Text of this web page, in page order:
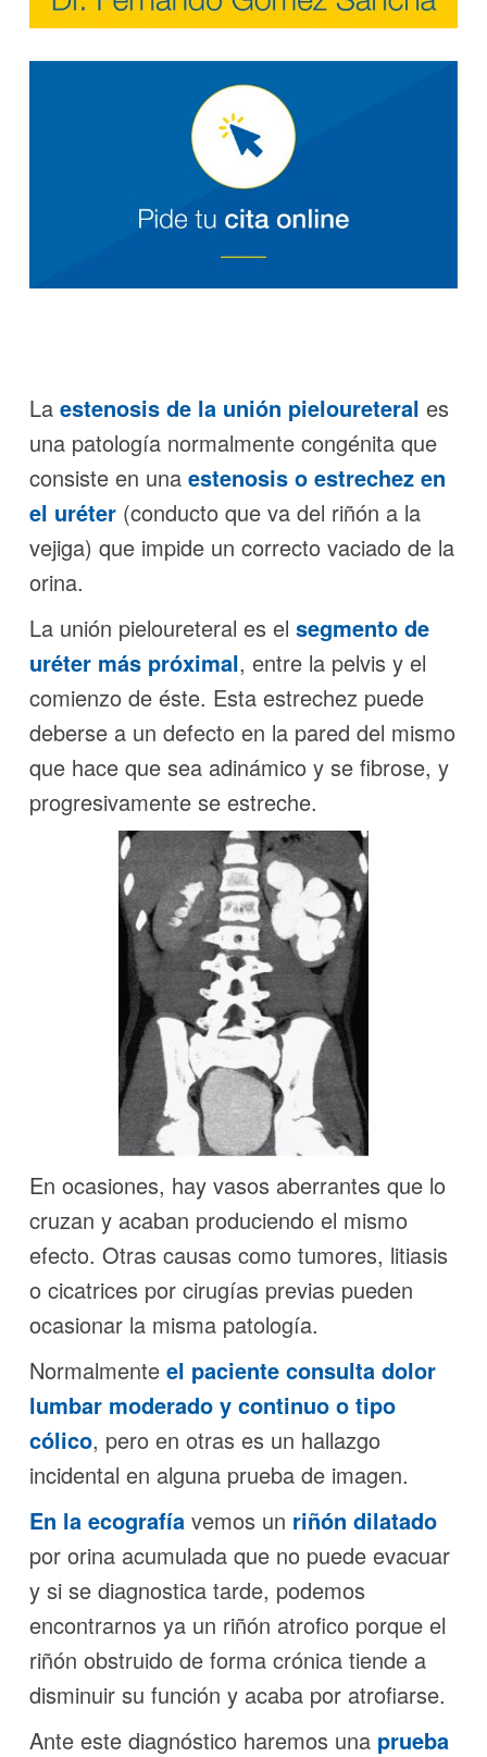
La estenosis de la unión pieloureteral es
una patología normalmente congénita que
consiste en una estenosis o estrechez en
el uréter (conducto que va del riñón a la
vejiga) que impide un correcto vaciado de la
orina.
La unión pieloureteral es el segmento de
uréter más próximal, entre la pelvis y el
comienzo de éste. Esta estrechez puede
deberse a un defecto en la pared del mismo
que hace que sea adinámico y se fibrose, y
progresivamente se estreche.
En ocasiones, hay vasos aberrantes que lo
cruzan y acaban produciendo el mismo
efecto. Otras causas como tumores, litiasis
o cicatrices por cirugías previas pueden
ocasionar la misma patología.
Normalmente el paciente consulta dolor
lumbar moderado y continuo o tipo
cólico, pero en otras es un hallazgo
incidental en alguna prueba de imagen.
En la ecografía vemos un riñón dilatado
por orina acumulada que no puede evacuar
y si se diagnostica tarde, podemos
encontrarnos ya un riñón atrofico porque el
riñón obstruido de forma crónica tiende a
disminuir su función y acaba por atrofiarse.
Ante este diagnóstico haremos una prueba